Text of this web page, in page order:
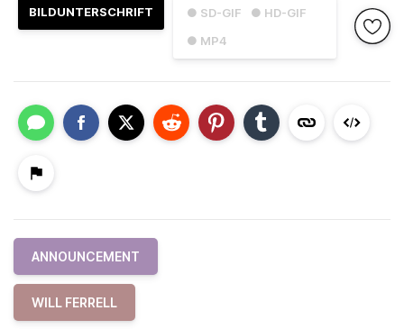
● SD-GIF
● HD-GIF
● MP4
BILDUNTERSCHRIFT
ANNOUNCEMENT
WILL FERRELL